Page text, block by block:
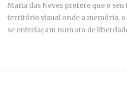
Maria das Neves prefere que o
território visual onde a memória,
se entrelaçam num ato de